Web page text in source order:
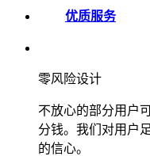
优质服务
零风险设计
不放心的部分用户
分钱。我们对用户
的信心。